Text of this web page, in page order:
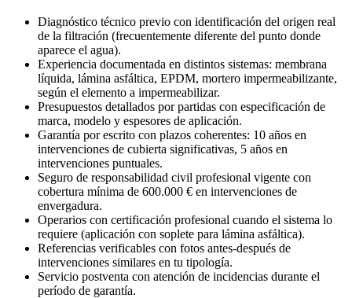
Diagnóstico técnico previo con identificación del origen real
de la filtración (frecuentemente diferente del punto donde
aparece el agua).
Experiencia documentada en distintos sistemas: membrana
líquida, lámina asfáltica, EPDM, mortero impermeabilizante,
según el elemento a impermeabilizar.
Presupuestos detallados por partidas con especificación de
marca, modelo y espesores de aplicación.
Garantía por escrito con plazos coherentes: 10 años en
intervenciones de cubierta significativas, 5 años en
intervenciones puntuales.
Seguro de responsabilidad civil profesional vigente con
cobertura mínima de 600.000 € en intervenciones de
envergadura.
Operarios con certificación profesional cuando el sistema lo
requiere (aplicación con soplete para lámina asfáltica).
Referencias verificables con fotos antes-después de
intervenciones similares en tu tipología.
Servicio postventa con atención de incidencias durante el
período de garantía.